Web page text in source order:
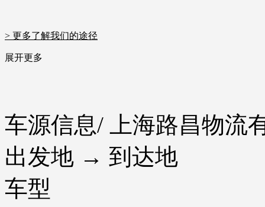
> 更多了解我们的途径
展开更多
车源信息/ 上海路昌物流
出发地 → 到达地
车型